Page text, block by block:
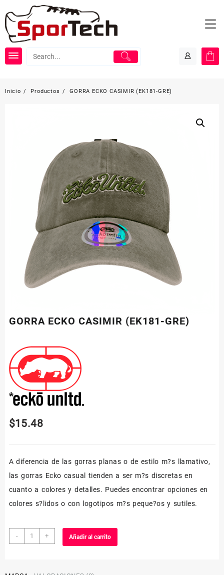
al
contenido
Inicio Productos GORRA ECKO CASIMIR (EK181-GRE)
GORRA ECKO CASIMIR (EK181-GRE)
$15.48
A diferencia de las gorras planas o de estilo m?s llamativo,
las gorras Ecko casual tienden a ser m?s discretas en
cuanto a colores y detalles. Puedes encontrar opciones en
colores s?lidos o con logotipos m?s peque?os y sutiles.
-
GORRA
ECKO
+ Añadir al carrito